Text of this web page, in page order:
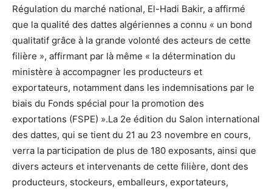
Régulation du marché national, El-Hadi Bakir, a affirmé
que la qualité des dattes algériennes a connu « un bond
qualitatif grâce à la grande volonté des acteurs de cette
filière », affirmant par là même « la détermination du
ministère à accompagner les producteurs et
exportateurs, notamment dans les indemnisations par le
biais du Fonds spécial pour la promotion des
exportations (FSPE) ».La 2e édition du Salon international
des dattes, qui se tient du 21 au 23 novembre en cours,
verra la participation de plus de 180 exposants, ainsi que
divers acteurs et intervenants de cette filière, dont des
producteurs, stockeurs, emballeurs, exportateurs,